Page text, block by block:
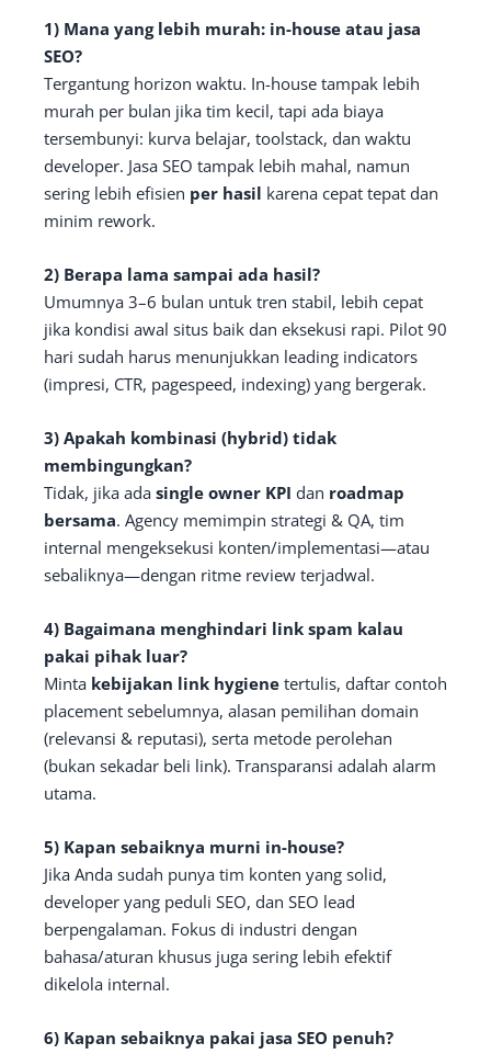
1) Mana yang lebih murah: in-house atau jasa
SEO?
Tergantung horizon waktu. In-house tampak lebih
murah per bulan jika tim kecil, tapi ada biaya
tersembunyi: kurva belajar, toolstack, dan waktu
developer. Jasa SEO tampak lebih mahal, namun
sering lebih efisien per hasil karena cepat tepat dan
minim rework.
2) Berapa lama sampai ada hasil?
Umumnya 3–6 bulan untuk tren stabil, lebih cepat
jika kondisi awal situs baik dan eksekusi rapi. Pilot 90
hari sudah harus menunjukkan leading indicators
(impresi, CTR, pagespeed, indexing) yang bergerak.
3) Apakah kombinasi (hybrid) tidak
membingungkan?
Tidak, jika ada single owner KPI dan roadmap
bersama. Agency memimpin strategi & QA, tim
internal mengeksekusi konten/implementasi—atau
sebaliknya—dengan ritme review terjadwal.
4) Bagaimana menghindari link spam kalau
pakai pihak luar?
Minta kebijakan link hygiene tertulis, daftar contoh
placement sebelumnya, alasan pemilihan domain
(relevansi & reputasi), serta metode perolehan
(bukan sekadar beli link). Transparansi adalah alarm
utama.
5) Kapan sebaiknya murni in-house?
Jika Anda sudah punya tim konten yang solid,
developer yang peduli SEO, dan SEO lead
berpengalaman. Fokus di industri dengan
bahasa/aturan khusus juga sering lebih efektif
dikelola internal.
6) Kapan sebaiknya pakai jasa SEO penuh?